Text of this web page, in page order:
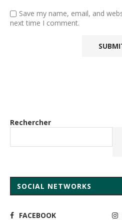
Save my name, email, and
next time I comment.
Rechercher
SOCIAL NETWORKS
FACEBOOK